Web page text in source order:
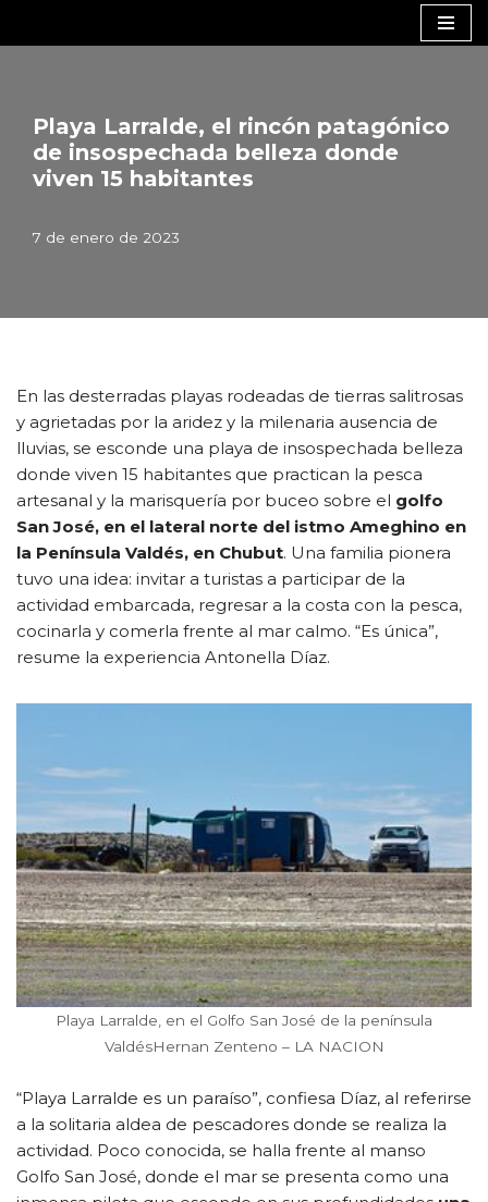
Playa Larralde, el rincón patagónico
de insospechada belleza donde
viven 15 habitantes
7 de enero de 2023
En las desterradas playas rodeadas de tierras salitrosas
y agrietadas por la aridez y la milenaria ausencia de
lluvias, se esconde una playa de insospechada belleza
donde viven 15 habitantes que practican la pesca
artesanal y la marisquería por buceo sobre el golfo
San José, en el lateral norte del istmo Ameghino en
la Península Valdés, en Chubut. Una familia pionera
tuvo una idea: invitar a turistas a participar de la
actividad embarcada, regresar a la costa con la pesca,
cocinarla y comerla frente al mar calmo. “Es única”,
resume la experiencia Antonella Díaz.
Playa Larralde, en el Golfo San José de la península
ValdésHernan Zenteno – LA NACION
“Playa Larralde es un paraíso”, confiesa Díaz, al referirse
a la solitaria aldea de pescadores donde se realiza la
actividad. Poco conocida, se halla frente al manso
Golfo San José, donde el mar se presenta como una